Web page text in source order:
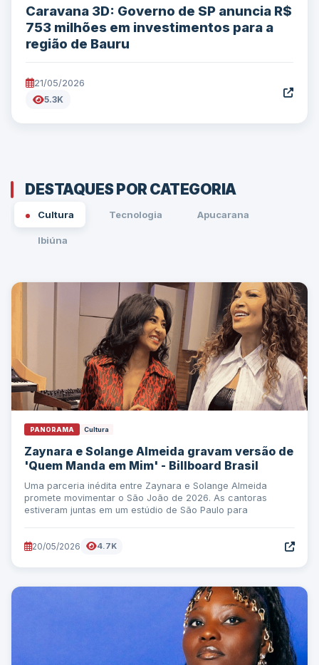
Caravana 3D: Governo de SP anuncia R$
753 milhões em investimentos para a
região de Bauru
21/05/2026
5.3K
DESTAQUES POR CATEGORIA
Cultura Tecnologia Apucarana
Ibiúna
PANORAMA Cultura
Zaynara e Solange Almeida gravam versão de
'Quem Manda em Mim' - Billboard Brasil
Uma parceria inédita entre Zaynara e Solange Almeida
promete movimentar o São João de 2026. As cantoras
estiveram juntas em um estúdio de São Paulo para
20/05/2026 4.7K